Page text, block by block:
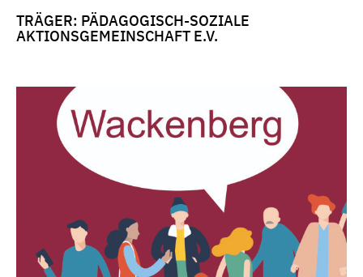
TRÄGER: PÄDAGOGISCH-SOZIALE
AKTIONSGEMEINSCHAFT E.V.